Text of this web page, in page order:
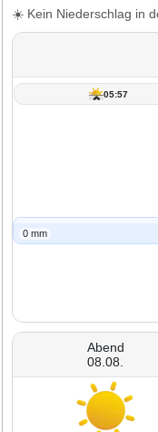
☀️ Kein Niederschlag in
05:57
0 mm
Abend
08.08.